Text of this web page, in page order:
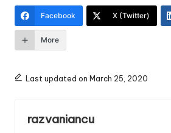
Facebook X (Twitter)
More
Last updated on March 25, 2020
razvaniancu